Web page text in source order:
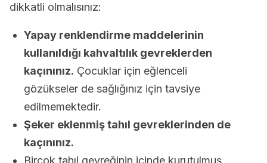
dikkatli olmalısınız:
Yapay renklendirme maddelerinin
kullanıldığı kahvaltılık gevreklerden
kaçınınız. Çocuklar için eğlenceli
gözükseler de sağlığınız için tavsiye
edilmemektedir.
Şeker eklenmiş tahıl gevreklerinden de
kaçınınız.
Birçok tahıl gevreğinin içinde kurutulmuş